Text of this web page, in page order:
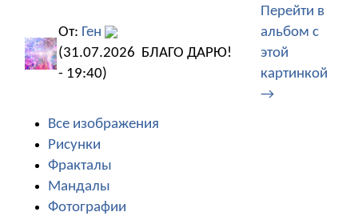
От: Ген
(31.07.2026
- 19:40)
БЛАГО ДАРЮ!
Перейти в
альбом с
этой
картинкой
→
Все изображения
Рисунки
Фракталы
Мандалы
Фотографии